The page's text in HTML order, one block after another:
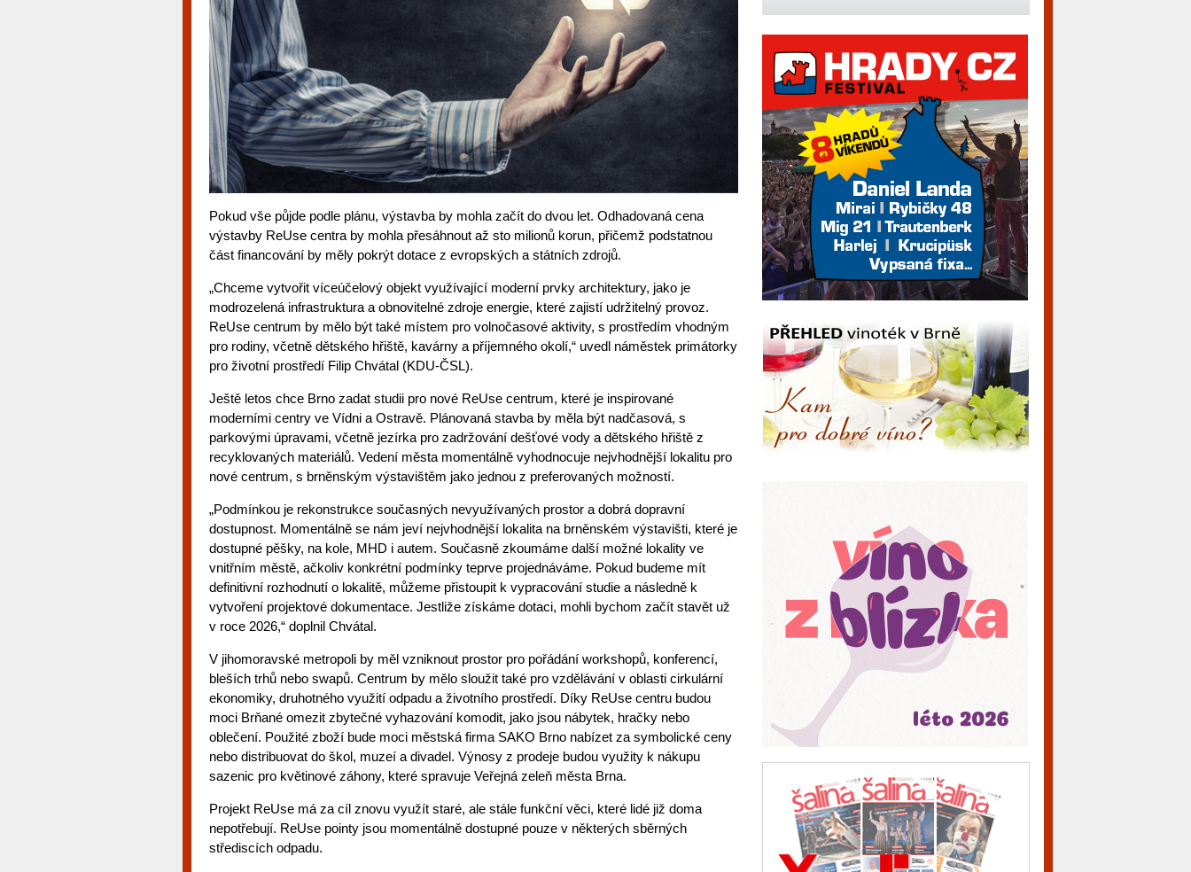
Pokud vše půjde podle plánu, výstavba by mohla začít do dvou let. Odhadovaná cena
výstavby ReUse centra by mohla přesáhnout až sto milionů korun, přičemž podstatnou
část financování by měly pokrýt dotace z evropských a státních zdrojů.
„Chceme vytvořit víceúčelový objekt využívající moderní prvky architektury, jako je
modrozelená infrastruktura a obnovitelné zdroje energie, které zajistí udržitelný provoz.
ReUse centrum by mělo být také místem pro volnočasové aktivity, s prostředím vhodným
pro rodiny, včetně dětského hřiště, kavárny a příjemného okolí,“ uvedl náměstek primátorky
pro životní prostředí Filip Chvátal (KDU-ČSL).
Ještě letos chce Brno zadat studii pro nové ReUse centrum, které je inspirované
moderními centry ve Vídni a Ostravě. Plánovaná stavba by měla být nadčasová, s
parkovými úpravami, včetně jezírka pro zadržování dešťové vody a dětského hřiště z
recyklovaných materiálů. Vedení města momentálně vyhodnocuje nejvhodnější lokalitu pro
nové centrum, s brněnským výstavištěm jako jednou z preferovaných možností.
„Podmínkou je rekonstrukce současných nevyužívaných prostor a dobrá dopravní
dostupnost. Momentálně se nám jeví nejvhodnější lokalita na brněnském výstavišti, které je
dostupné pěšky, na kole, MHD i autem. Současně zkoumáme další možné lokality ve
vnitřním městě, ačkoliv konkrétní podmínky teprve projednáváme. Pokud budeme mít
definitivní rozhodnutí o lokalitě, můžeme přistoupit k vypracování studie a následně k
vytvoření projektové dokumentace. Jestliže získáme dotaci, mohli bychom začít stavět už
v roce 2026,“ doplnil Chvátal.
V jihomoravské metropoli by měl vzniknout prostor pro pořádání workshopů, konferencí,
bleších trhů nebo swapů. Centrum by mělo sloužit také pro vzdělávání v oblasti cirkulární
ekonomiky, druhotného využití odpadu a životního prostředí. Díky ReUse centru budou
moci Brňané omezit zbytečné vyhazování komodit, jako jsou nábytek, hračky nebo
oblečení. Použité zboží bude moci městská firma SAKO Brno nabízet za symbolické ceny
nebo distribuovat do škol, muzeí a divadel. Výnosy z prodeje budou využity k nákupu
sazenic pro květinové záhony, které spravuje Veřejná zeleň města Brna.
Projekt ReUse má za cíl znovu využít staré, ale stále funkční věci, které lidé již doma
nepotřebují. ReUse pointy jsou momentálně dostupné pouze v některých sběrných
střediscích odpadu.